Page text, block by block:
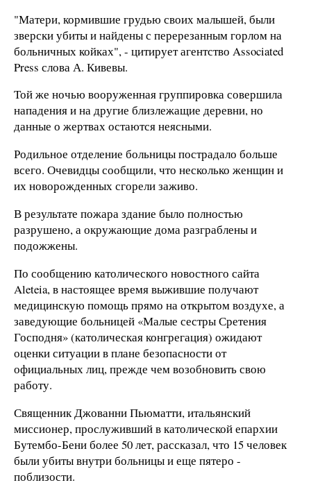
"Матери, кормившие грудью своих малышей, были
зверски убиты и найдены с перерезанным горлом на
больничных койках", - цитирует агентство Associated
Press слова А. Кивевы.
Той же ночью вооруженная группировка совершила
нападения и на другие близлежащие деревни, но
данные о жертвах остаются неясными.
Родильное отделение больницы пострадало больше
всего. Очевидцы сообщили, что несколько женщин и
их новорожденных сгорели заживо.
В результате пожара здание было полностью
разрушено, а окружающие дома разграблены и
подожжены.
По сообщению католического новостного сайта
Aleteia, в настоящее время выжившие получают
медицинскую помощь прямо на открытом воздухе, а
заведующие больницей «Малые сестры Сретения
Господня» (католическая конгрегация) ожидают
оценки ситуации в плане безопасности от
официальных лиц, прежде чем возобновить свою
работу.
Священник Джованни Пьюматти, итальянский
миссионер, прослуживший в католической епархии
Бутембо-Бени более 50 лет, рассказал, что 15 человек
были убиты внутри больницы и еще пятеро -
поблизости.